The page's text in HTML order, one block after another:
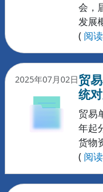
会，
发展
( 阅
2025年07月02日贸
统
贸易
年起
货物
( 阅